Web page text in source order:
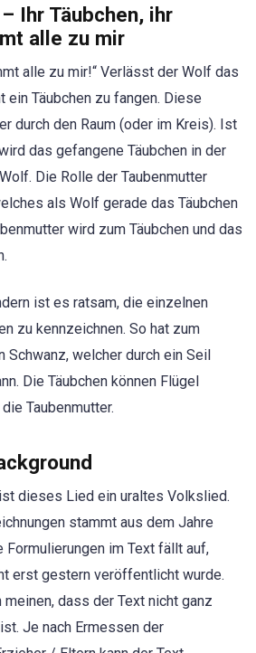
Ihr Täubchen, ihr
alle zu mir
alle zu mir!“ Verlässt der Wolf das
ein Täubchen zu fangen. Diese
durch den Raum (oder im Kreis). Ist
das gefangene Täubchen in der
Die Rolle der Taubenmutter
als Wolf gerade das Täubchen
wird zum Täubchen und das
ist es ratsam, die einzelnen
zu kennzeichnen. So hat zum
Schwanz, welcher durch ein Seil
Die Täubchen können Flügel
Taubenmutter.
dieses Lied ein uraltes Volkslied.
stammt aus dem Jahre
Formulierungen im Text fällt auf,
erst gestern veröffentlicht wurde.
dass der Text nicht ganz
Je nach Ermessen der